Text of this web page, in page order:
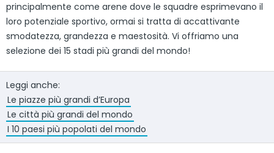
principalmente come arene dove le squadre esprimevano il
loro potenziale sportivo, ormai si tratta di accattivante
smodatezza, grandezza e maestosità. Vi offriamo una
selezione dei 15 stadi più grandi del mondo!
Leggi anche:
Le piazze più grandi d’Europa
Le città più grandi del mondo
I 10 paesi più popolati del mondo